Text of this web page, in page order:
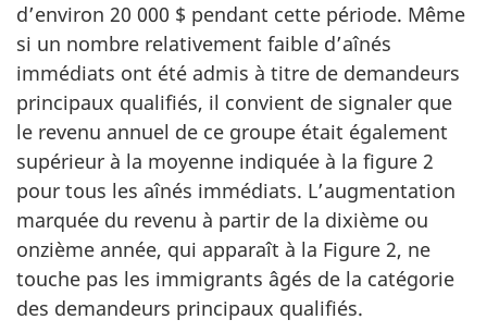
d’environ 20 000 $ pendant cette période. Même
si un nombre relativement faible d’aînés
immédiats ont été admis à titre de demandeurs
principaux qualifiés, il convient de signaler que
le revenu annuel de ce groupe était également
supérieur à la moyenne indiquée à la figure 2
pour tous les aînés immédiats. L’augmentation
marquée du revenu à partir de la dixième ou
onzième année, qui apparaît à la Figure 2, ne
touche pas les immigrants âgés de la catégorie
des demandeurs principaux qualifiés.